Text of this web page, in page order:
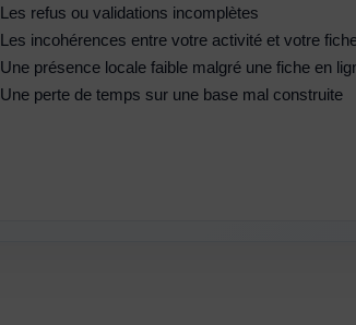
Les refus ou validations incomplètes
Les incohérences entre votre activité et votre
Une présence locale faible malgré une fiche en
Une perte de temps sur une base mal construite